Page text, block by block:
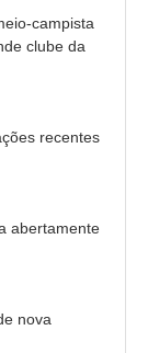
campista
clube da
recentes
abertamente
nova